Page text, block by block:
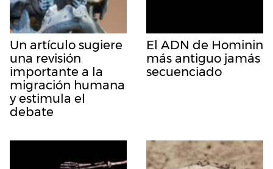
Un artículo sugiere
una revisión
importante a la
migración humana
y estimula el
debate
El ADN de Hominin
más antiguo jamás
secuenciado